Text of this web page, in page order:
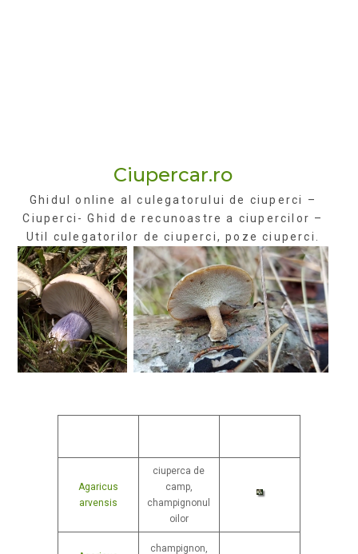
Ciupercar.ro
Ghidul online al culegatorului de ciuperci –
Ciuperci- Ghid de recunoastre a ciupercilor –
Util culegatorilor de ciuperci, poze ciuperci.
Agaricus
arvensis
ciuperca de
camp,
champignonul
oilor
champignon,